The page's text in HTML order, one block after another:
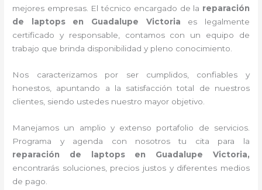
mejores empresas. El técnico encargado de la reparación
de laptops en Guadalupe Victoria es legalmente
certificado y responsable, contamos con un equipo de
trabajo que brinda disponibilidad y pleno conocimiento.
Nos caracterizamos por ser cumplidos, confiables y
honestos, apuntando a la satisfacción total de nuestros
clientes, siendo ustedes nuestro mayor objetivo.
Manejamos un amplio y extenso portafolio de servicios.
Programa y agenda con nosotros tu cita para la
reparación de laptops en Guadalupe Victoria,
encontrarás soluciones, precios justos y diferentes medios
de pago.